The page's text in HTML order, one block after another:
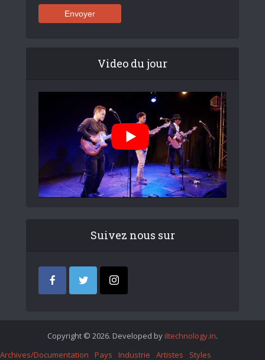
Video du jour
Suivez nous sur
Copyright © 2026. Developed by iItechnology.in.
Archives/Documentation
Pays Industrie Artistes Styles